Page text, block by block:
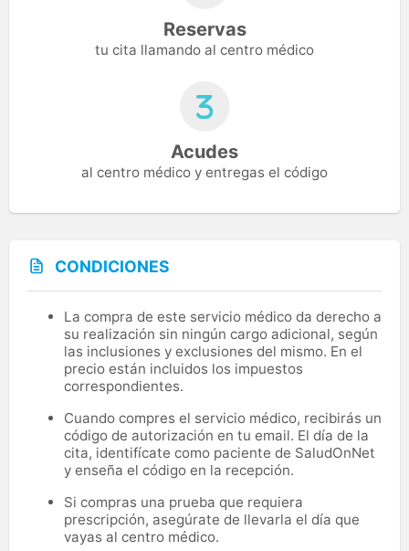
Reservas
tu cita llamando al centro médico
Acudes
al centro médico y entregas el código
CONDICIONES
La compra de este servicio médico da derecho a
su realización sin ningún cargo adicional, según
las inclusiones y exclusiones del mismo. En el
precio están incluidos los impuestos
correspondientes.
Cuando compres el servicio médico, recibirás un
código de autorización en tu email. El día de la
cita, identifícate como paciente de SaludOnNet
y enseña el código en la recepción.
Si compras una prueba que requiera
prescripción, asegúrate de llevarla el día que
vayas al centro médico.